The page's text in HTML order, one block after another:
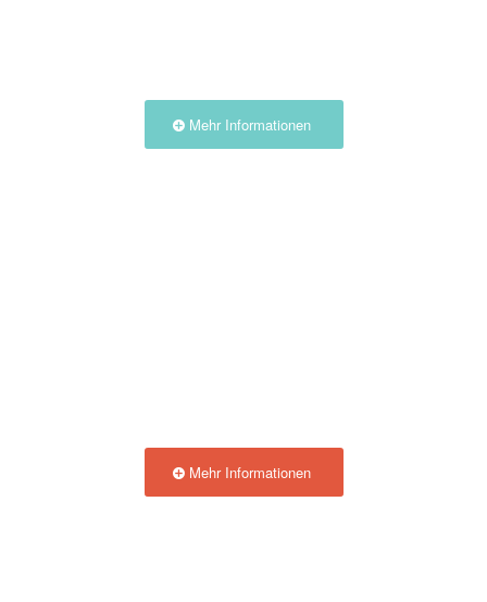
Mehr Informationen
Mehr Informationen